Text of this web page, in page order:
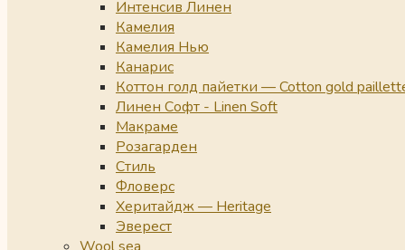
Интенсив Линен
Камелия
Камелия Нью
Канарис
Коттон голд пайетки — Cotton gold
Линен Софт - Linen Soft
Макраме
Розагарден
Стиль
Фловерс
Херитайдж — Heritage
Эверест